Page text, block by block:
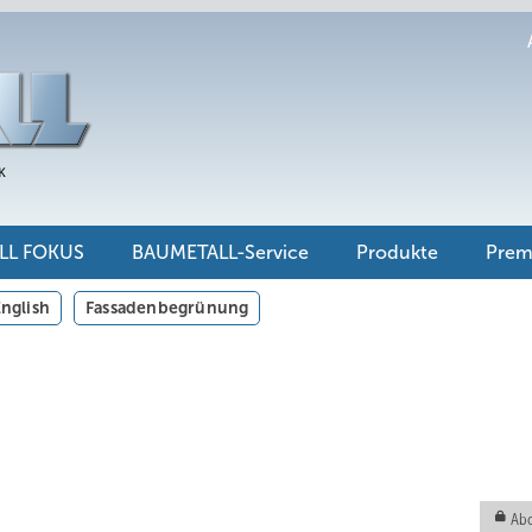
FOKUS BAUMETALL-Service Produkte
Fassadenbegrünung